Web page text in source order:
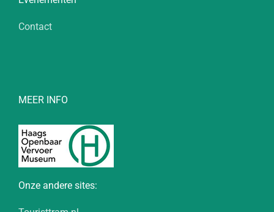
Contact
MEER INFO
Onze andere sites: